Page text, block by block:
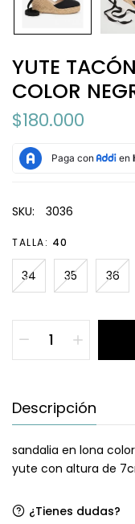
YUTE
COLOR
$180.000
SKU: 3036
TALLA: 40
34 35 36
Descripción
sandalia en lona
yute con altura de
¿Tienes dudas?